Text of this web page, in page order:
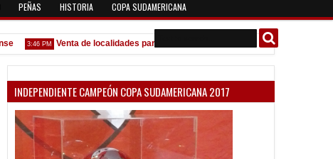
PEÑAS HISTORIA COPA SUDAMERICANA
3:46 PM Venta de localidades para la Copa Argentina Dolor por Jorge
INDEPENDIENTE CAMPEÓN COPA SUDAMERICANA 2017